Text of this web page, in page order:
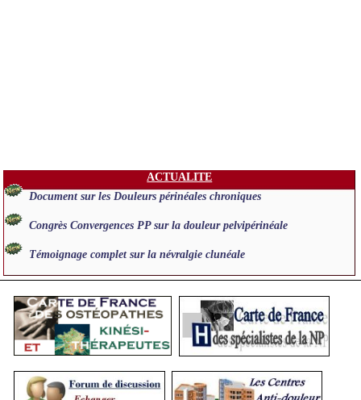
ACTUALITE
Document sur les Douleurs périnéales chroniques
Congrès Convergences PP sur la douleur pelvipérinéale
Témoignage complet sur la névralgie clunéale